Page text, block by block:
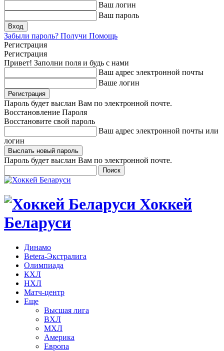
Ваш логин
Ваш пароль
Забыли пароль? Получи Помощь
Регистрация
Регистрация
Привет! Заполни поля и будь с нами
Ваш адрес электронной почты
Ваше логин
Пароль будет выслан Вам по электронной почте.
Восстановление Пароля
Восстановите свой пароль
Ваш адрес электронной почты или
логин
Пароль будет выслан Вам по электронной почте.
Хоккей
Беларуси
Динамо
Betera-Экстралига
Олимпиада
КХЛ
НХЛ
Матч-центр
Еще
Высшая лига
ВХЛ
МХЛ
Америка
Европа